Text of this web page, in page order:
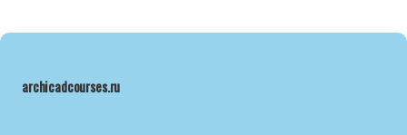
archicadcourses.ru